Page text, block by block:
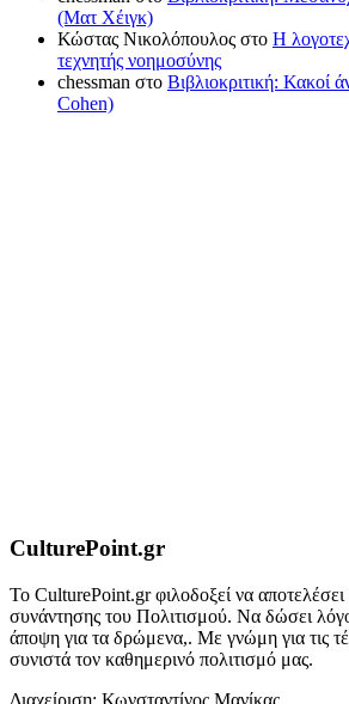
(Ματ Χέιγκ)
Κώστας Νικολόπουλος στο Η
τεχνητής νοημοσύνης
chessman στο Βιβλιοκριτική: Κακοί
Cohen)
CulturePoint.gr
Το CulturePoint.gr φιλοδοξεί να αποτελέσει
συνάντησης του Πολιτισμού. Να δώσει
άποψη για τα δρώμενα,. Με γνώμη για τις
συνιστά τον καθημερινό πολιτισμό μας.
Διαχείριση: Κωνσταντίνος Μανίκας